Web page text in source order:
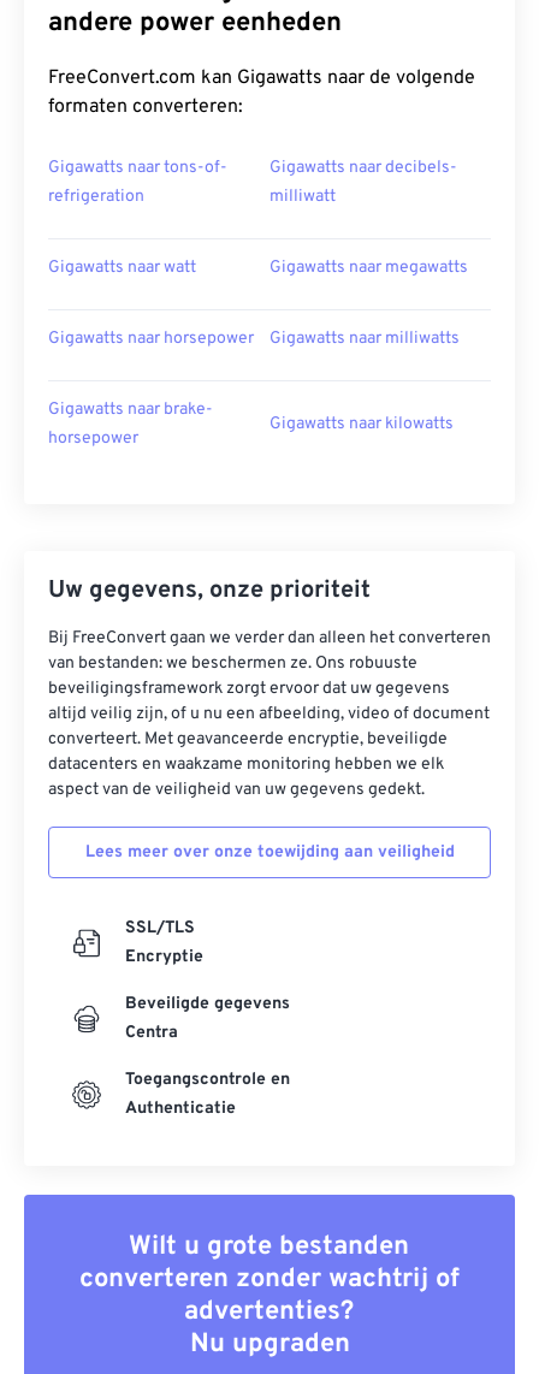
andere power eenheden
FreeConvert.com kan Gigawatts naar de volgende
formaten converteren:
Gigawatts naar tons-of-
refrigeration
Gigawatts naar decibels-
milliwatt
Gigawatts naar watt Gigawatts naar megawatts
Gigawatts naar horsepower Gigawatts naar milliwatts
Gigawatts naar brake-
horsepower
Gigawatts naar kilowatts
Uw gegevens, onze prioriteit
Bij FreeConvert gaan we verder dan alleen het converteren
van bestanden: we beschermen ze. Ons robuuste
beveiligingsframework zorgt ervoor dat uw gegevens
altijd veilig zijn, of u nu een afbeelding, video of document
converteert. Met geavanceerde encryptie, beveiligde
datacenters en waakzame monitoring hebben we elk
aspect van de veiligheid van uw gegevens gedekt.
Lees meer over onze toewijding aan veiligheid
SSL/TLS
Encryptie
Beveiligde gegevens
Centra
Toegangscontrole en
Authenticatie
Wilt u grote bestanden
converteren zonder wachtrij of
advertenties?
Nu upgraden